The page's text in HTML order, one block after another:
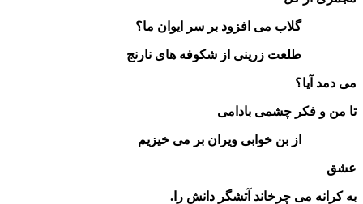
گلاب می افزود بر سر ایوان ما؟
طلعت زرینی از شکوفه های نارنج
می دمد آیا؟
تا من و فکر چشمی بادامی
از بن خوابی ویران بر می خیزیم
عشق
به کرانه می چرخاند آتشگر دانش را.